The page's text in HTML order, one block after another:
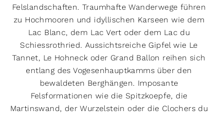
Schwierigkeit
leicht moderat schwer
Eigenschaften
schwindelfrei trittsicher
vorwiegend Pfade leicht zu folgen
Felslandschaften. Traumhafte Wanderwege führen
zu Hochmooren und idyllischen Karseen wie dem
Lac Blanc, dem Lac Vert oder dem Lac du
Schiessrothried. Aussichtsreiche Gipfel wie Le
Tannet, Le Hohneck oder Grand Ballon reihen sich
entlang des Vogesenhauptkamms über den
bewaldeten Berghängen. Imposante
Felsformationen wie die Spitzkoepfe, die
Martinswand, der Wurzelstein oder die Clochers du